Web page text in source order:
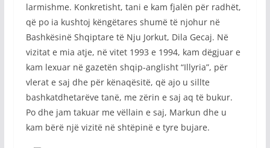
larmishme. Konkretisht, tani e kam fjalën për radhët,
që po ia kushtoj këngëtares shumë të njohur në
Bashkësinë Shqiptare të Nju Jorkut, Dila Gecaj. Në
vizitat e mia atje, në vitet 1993 e 1994, kam dëgjuar e
kam lexuar në gazetën shqip-anglisht “Illyria”, për
vlerat e saj dhe për kënaqësitë, që ajo u sillte
bashkatdhetarëve tanë, me zërin e saj aq të bukur.
Po dhe jam takuar me vëllain e saj, Markun dhe u
kam bërë një vizitë në shtëpinë e tyre bujare.